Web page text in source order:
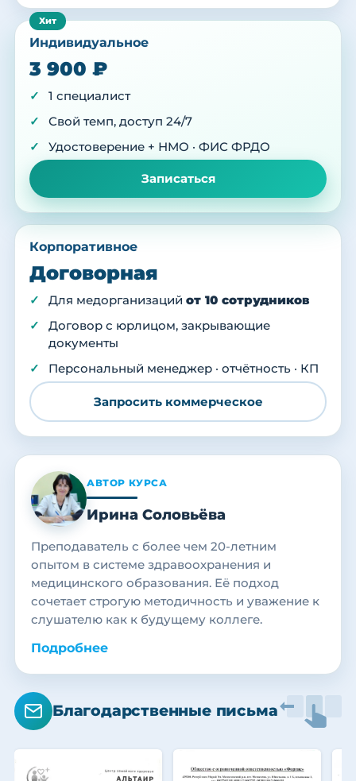
Индивидуальное
3 900 ₽
1 специалист
Свой темп, доступ 24/7
Удостоверение + НМО · ФИС ФРДО
Записаться
Корпоративное
Договорная
Для медорганизаций от 10 сотрудников
Договор с юрлицом, закрывающие
документы
Персональный менеджер · отчётность · КП
Запросить коммерческое
АВТОР КУРСА
Ирина Соловьёва
Преподаватель с более чем 20-летним
опытом в системе здравоохранения и
медицинского образования. Её подход
сочетает строгую методичность и уважение к
слушателю как к будущему коллеге.
Подробнее
Благодарственные письма